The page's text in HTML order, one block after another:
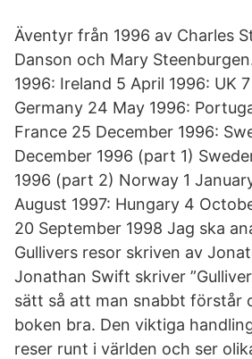
Äventyr från 1996 av Charles
Danson och Mary
1996: Ireland 5 April 1996: UK
Germany 24 May 1996:
France 25 December 1996:
December 1996 (part 1)
1996 (part 2) Norway 1
August 1997: Hungary 4
20 September 1998 Jag ska
Gullivers resor skriven av
Jonathan Swift skriver
sätt så att man snabbt förstår
boken bra. Den viktiga
reser runt i världen och ser